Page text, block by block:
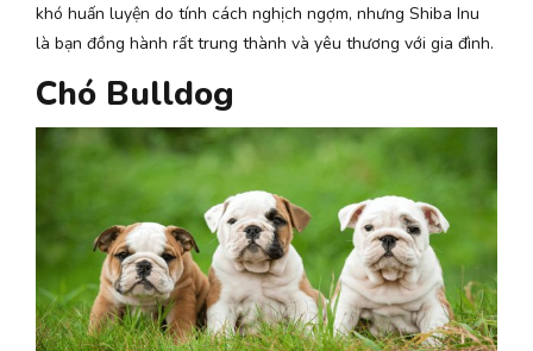
khó huấn luyện do tính cách nghịch ngợm, nhưng Shiba Inu
là bạn đồng hành rất trung thành và yêu thương với gia đình.
Chó Bulldog